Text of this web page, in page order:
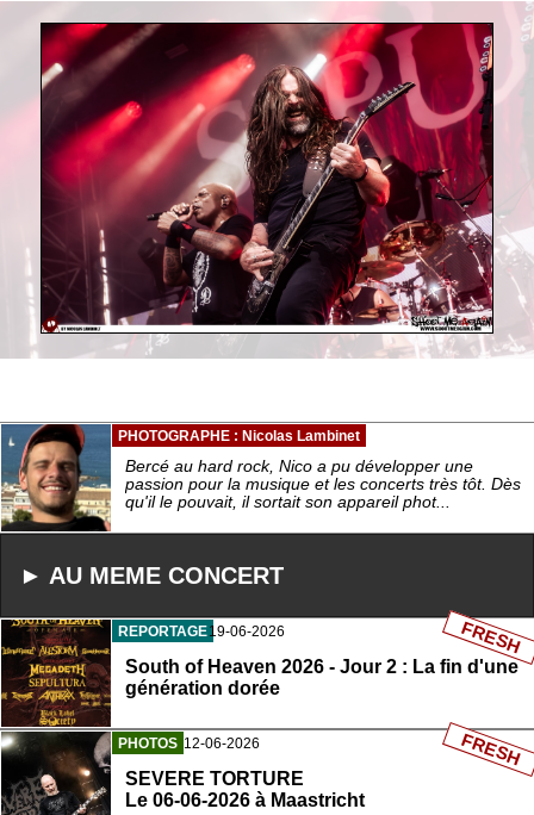
PHOTOGRAPHE : Nicolas Lambinet
Bercé au hard rock, Nico a pu développer une
passion pour la musique et les concerts très tôt. Dès
qu'il le pouvait, il sortait son appareil phot...
► AU MEME CONCERT
REPORTAGE19-06-2026
South of Heaven 2026 - Jour 2 : La fin d'une
génération dorée
FRESH
PHOTOS 12-06-2026
SEVERE TORTURE
Le 06-06-2026 à Maastricht
FRESH